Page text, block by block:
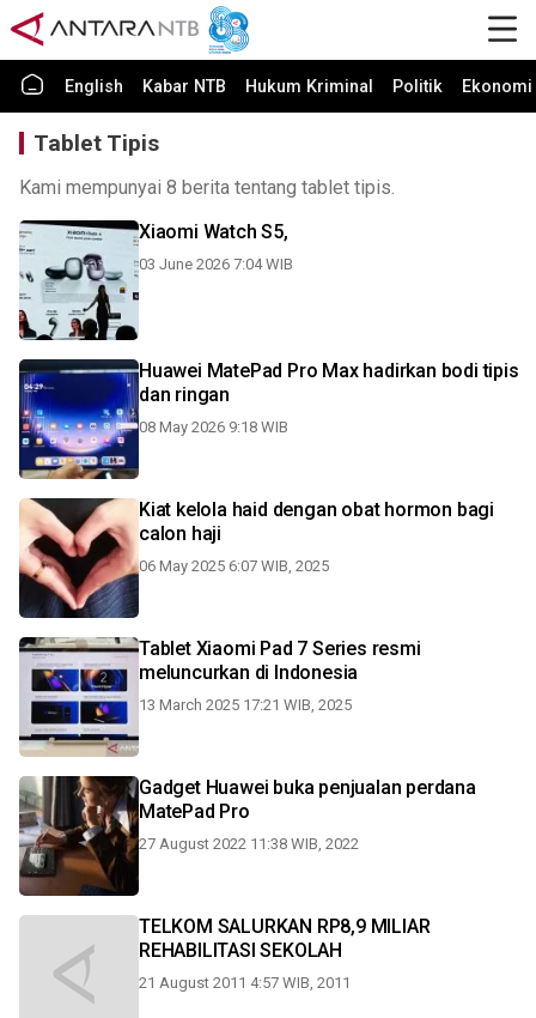
English Kabar NTB Hukum Kriminal Politik
Tablet Tipis
Kami mempunyai 8 berita tentang tablet tipis.
Xiaomi Watch S5,
03 June 2026 7:04 WIB
Huawei MatePad Pro Max hadirkan bodi tipis
dan ringan
08 May 2026 9:18 WIB
Kiat kelola haid dengan obat hormon bagi
calon haji
06 May 2025 6:07 WIB, 2025
Tablet Xiaomi Pad 7 Series resmi
meluncurkan di Indonesia
13 March 2025 17:21 WIB, 2025
Gadget Huawei buka penjualan perdana
MatePad Pro
27 August 2022 11:38 WIB, 2022
TELKOM SALURKAN RP8,9 MILIAR
REHABILITASI SEKOLAH
21 August 2011 4:57 WIB, 2011